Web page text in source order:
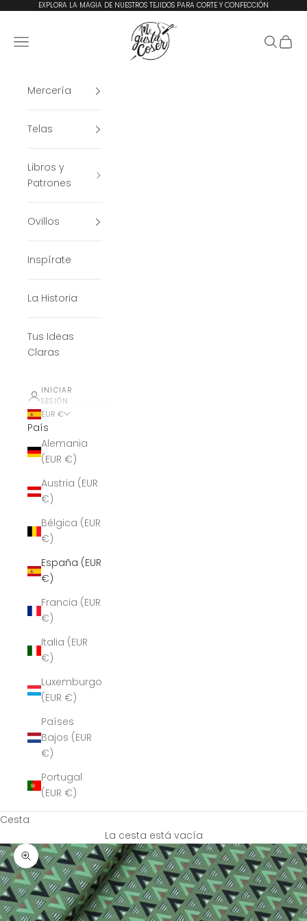
Ir al contenidoEXPLORA LA MAGIA DE NUESTROS TEJIDOS PARA CORTE Y CONFECCIÓN
Me Gusta Coser
Menú
Buscar
Cesta
Mercería
Telas
Libros y
Patrones
Ovillos
Inspírate
La Historia
Tus Ideas
Claras
INICIAR
SESIÓN
EUR €
País
Alemania
(EUR €)
Austria (EUR
€)
Bélgica (EUR
€)
España (EUR
€)
Francia (EUR
€)
Italia (EUR
€)
Luxemburgo
(EUR €)
Países
Bajos (EUR
€)
Portugal
(EUR €)
Cesta
La cesta está vacía
Zoom